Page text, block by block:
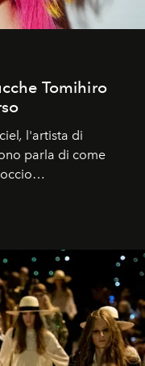
Tomihiro
, l'artista di
parla di come